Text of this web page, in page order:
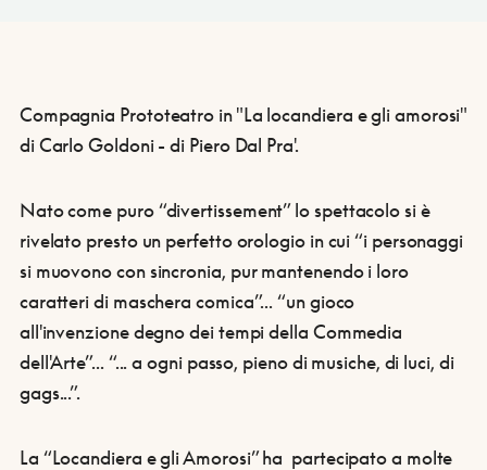
Compagnia Prototeatro in "La locandiera e gli amorosi"
di Carlo Goldoni - di Piero Dal Pra'.
Nato come puro “divertissement” lo spettacolo si è
rivelato presto un perfetto orologio in cui “i personaggi
si muovono con sincronia, pur mantenendo i loro
caratteri di maschera comica”... “un gioco
all'invenzione degno dei tempi della Commedia
dell'Arte”... “... a ogni passo, pieno di musiche, di luci, di
gags...”.
La “Locandiera e gli Amorosi” ha partecipato a molte